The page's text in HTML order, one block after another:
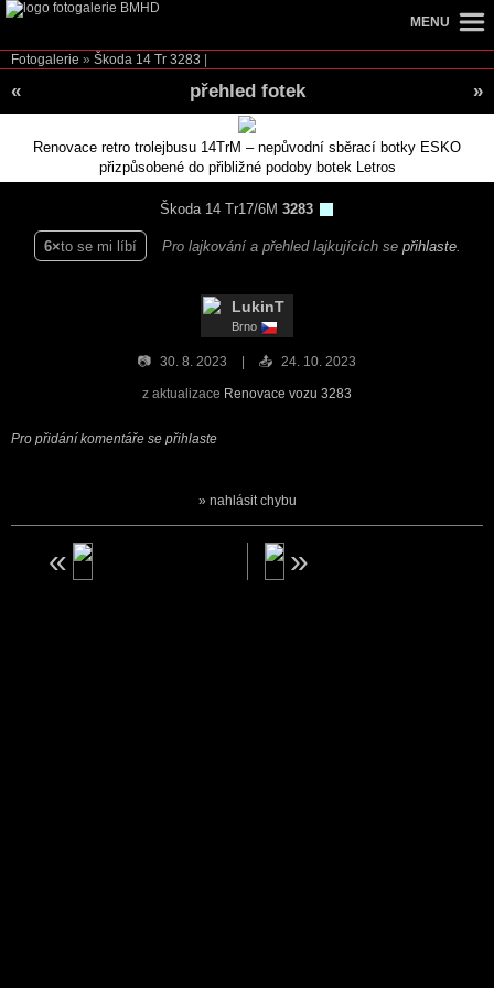
Fotogalerie » Škoda 14 Tr 3283
« přehled fotek »
Renovace retro trolejbusu 14TrM – nepůvodní sběrací botky ESKO
přizpůsobené do přibližné podoby botek Letros
Škoda 14 Tr17/6M 3283
6 to se mi líbí Pro lajkování a přehled lajkujících se přihlaste.
LukinT
Brno
📷 30. 8. 2023 📤 24. 10. 2023
z aktualizace Renovace vozu 3283
Pro přidání komentáře se přihlaste
nahlásit chybu
MENU